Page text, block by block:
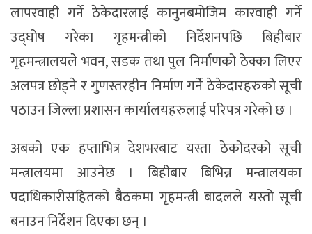
लापरवाही गर्ने ठेकेदारलाई कानुनबमोजिम कारवाही गर्ने
उद्घोष गरेका गृहमन्त्रीको निर्देशनपछि बिहीबार
गृहमन्त्रालयले भवन, सडक तथा पुल निर्माणको ठेक्का लिएर
अलपत्र छोड्ने र गुणस्तरहीन निर्माण गर्ने ठेकेदारहरुको सूची
पठाउन जिल्ला प्रशासन कार्यालयहरुलाई परिपत्र गरेको छ ।
अबको एक हप्ताभित्र देशभरबाट यस्ता ठेकोदरको सूची
मन्त्रालयमा आउनेछ । बिहीबार बिभिन्न मन्त्रालयका
पदाधिकारीसहितको बैठकमा गृहमन्त्री बादलले यस्तो सूची
बनाउन निर्देशन दिएका छन् ।